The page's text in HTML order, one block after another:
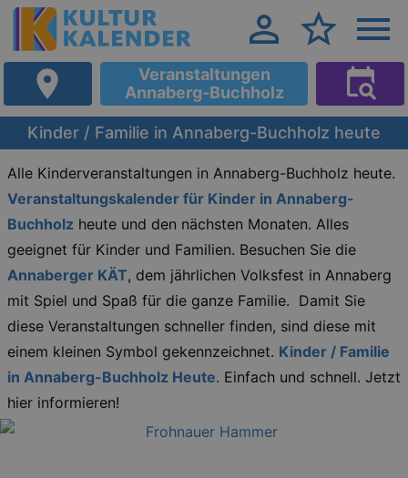
Veranstaltungen
Annaberg-Buchholz
Kinder / Familie in Annaberg-Buchholz heute
Alle Kinderveranstaltungen in Annaberg-Buchholz heute.
Veranstaltungskalender für Kinder in Annaberg-
Buchholz heute und den nächsten Monaten. Alles
geeignet für Kinder und Familien. Besuchen Sie die
Annaberger KÄT, dem jährlichen Volksfest in Annaberg
mit Spiel und Spaß für die ganze Familie. Damit Sie
diese Veranstaltungen schneller finden, sind diese mit
einem kleinen Symbol gekennzeichnet. Kinder / Familie
in Annaberg-Buchholz Heute. Einfach und schnell. Jetzt
hier informieren!